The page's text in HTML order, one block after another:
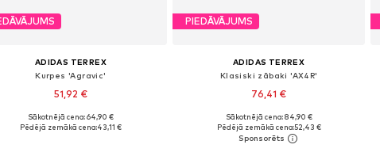
ADIDAS TERREX
Kurpes 'Agravic'
51,92 €
Pieejams daudzos izmēros
Sākotnējā cena: 64,90 €
Pēdējā zemākā cena:43,11 €
PIEDĀVĀJUMS
ADIDAS TERREX
Klasiski zābaki 'AX4R'
76,41 €
Pieejams daudzos izmēros
Pievienot grozam
Sākotnējā cena: 84,90 €
Pēdējā zemākā cena:52,43 €